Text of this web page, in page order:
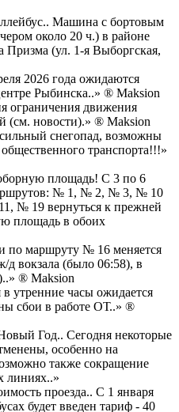
Машина с бортовым
около 20 ч.) в районе
Призма (ул. 1-я Выборгская,
2026 года ожидаются
Рыбинска..» ® Maksion
ограничения движения
(см. новости).» ® Maksion
снегопад, возможны
транспорта!!!»
площадь! С 3 по 6
№ 1, № 2, № 3, № 10
№ 19 вернуться к прежней
площадь в обоих
по маршруту № 16 меняется
д вокзала (было 06:58), в
® Maksion
в утренние часы ожидается
сбои в работе ОТ..» ®
Год.. Сегодня некоторые
особенно на
также сокращение
линиях..»
проезда.. С 1 января
будет введен тариф - 40